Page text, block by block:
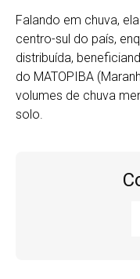
Falando em chuva,
centro-sul do país,
distribuída,
do MATOPIBA
volumes de chuva
solo.